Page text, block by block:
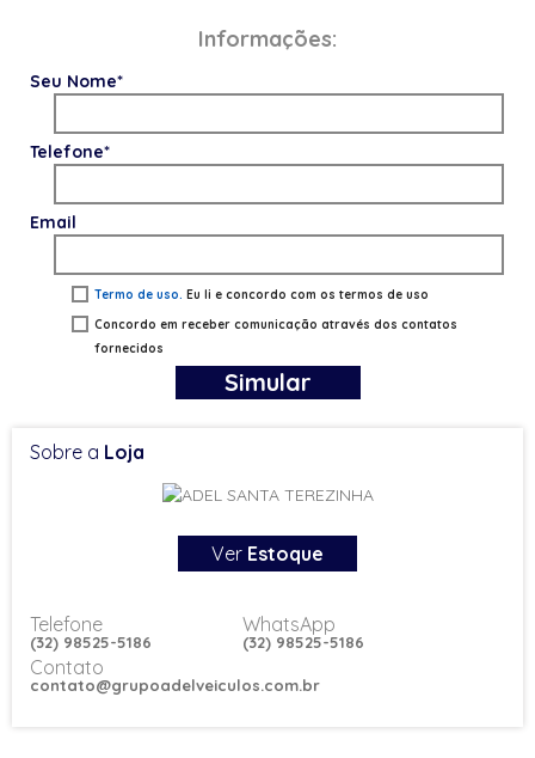
Informações:
Seu Nome*
Telefone*
Email
Termo de uso. Eu li e concordo com os termos de uso
Concordo em receber comunicação através dos contatos
fornecidos
Simular
Sobre a Loja
Ver Estoque
Telefone
(32) 98525-5186
Contato
contato@grupoadelveiculos.com.br
WhatsApp
(32) 98525-5186